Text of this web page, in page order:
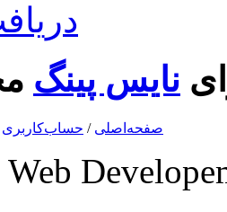
نایس پینگ
صفحه‌اصلی / حساب‌کاربری